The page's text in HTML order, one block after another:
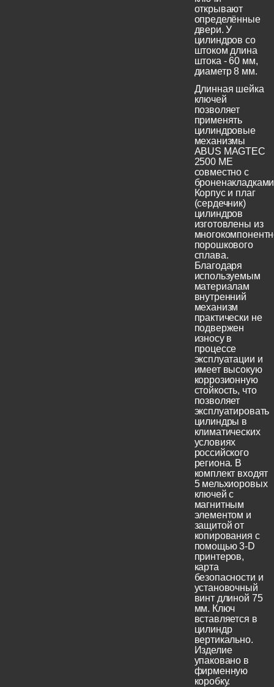
открывают
определённые
двери. У
цилиндров со
штоком длина
штока - 60 мм,
диаметр 8 мм.
Длинная шейка
ключей
позволяет
применять
цилиндровые
механизмы
ABUS MAGTEC
2500 ME
совместно с
Корпус и плаг
(сердечник)
цилиндров
изготовлены из
порошкового
сплава.
Благодаря
используемым
материалам
внутренний
механизм
практически не
подвержен
износу в
процессе
эксплуатации и
имеет высокую
коррозионную
стойкость, что
позволяет
эксплуатировать
цилиндры в
климатических
условиях
российского
региона. В
комплект входят
5 мельхиоровых
ключей с
магнитным
элементом и
защитой от
копирования с
помощью 3-D
принтеров,
карта
безопасности и
установочный
винт длиной 75
мм. Ключ
вставляется в
цилиндр
вертикально.
Изделие
упаковано в
фирменную
коробку.